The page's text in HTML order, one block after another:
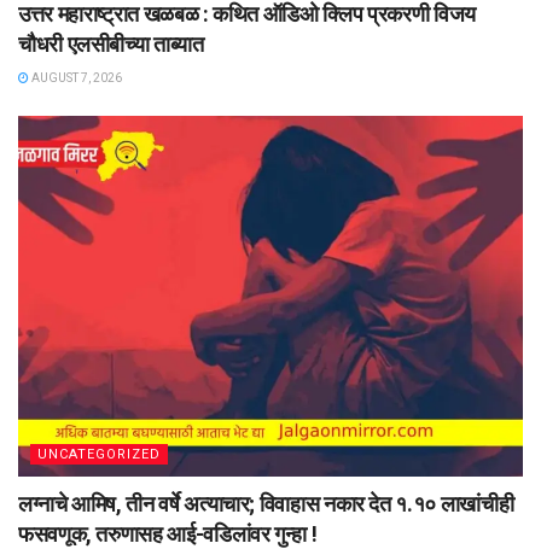
उत्तर महाराष्ट्रात खळबळ : कथित ऑडिओ क्लिप प्रकरणी विजय
चौधरी एलसीबीच्या ताब्यात
AUGUST 7, 2026
UNCATEGORIZED
लग्नाचे आमिष, तीन वर्षे अत्याचार; विवाहास नकार देत १.१० लाखांचीही
फसवणूक, तरुणासह आई-वडिलांवर गुन्हा !